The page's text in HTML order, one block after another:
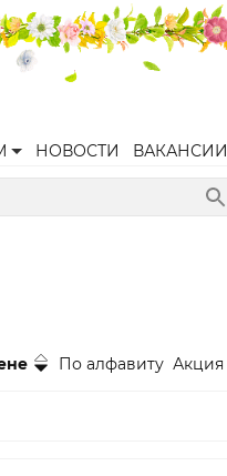
НОВОСТИ ВАКАНСИИ
По алфавиту Акция